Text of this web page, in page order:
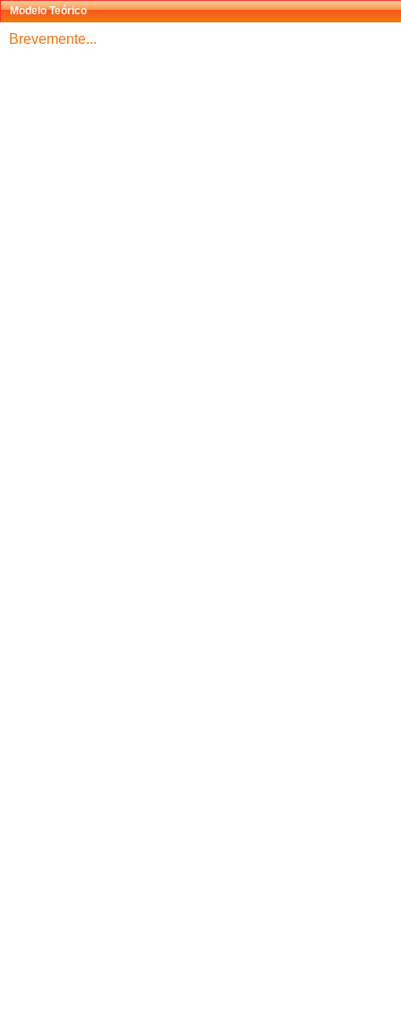
Modelo Teórico
Brevemente...